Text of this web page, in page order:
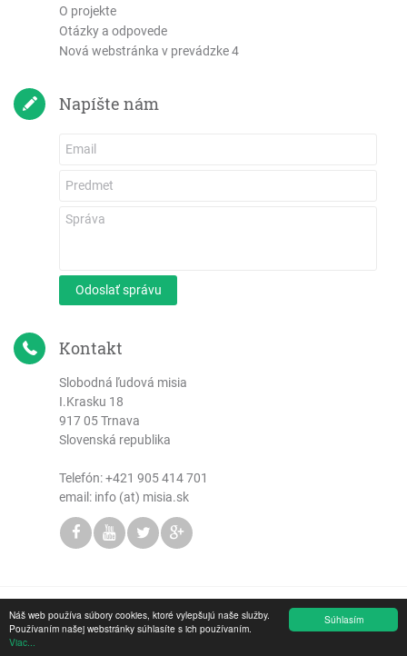
Súhlasím
Náš web používa súbory cookies, ktoré vylepšujú naše služby.
Používaním našej webstránky súhlasíte s ich používaním.
Viac...
2 Jána
3 Jána
List Júdov
O projekte
Otázky a odpovede
Nová webstránka v prevádzke 4
Napíšte nám
Odoslať správu
Kontakt
Slobodná ľudová misia
I.Krasku 18
917 05 Trnava
Slovenská republika
Telefón:+421 905 414 701
email: info (at) misia.sk
Copyright © 2026 Slobodná ľudová misia